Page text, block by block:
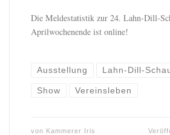
Die Meldestatistik zur 24. Lahn-Dill-
Aprilwochenende ist online!
Ausstellung Lahn-Dill-
Show Vereinsleben
von Kammerer Iris